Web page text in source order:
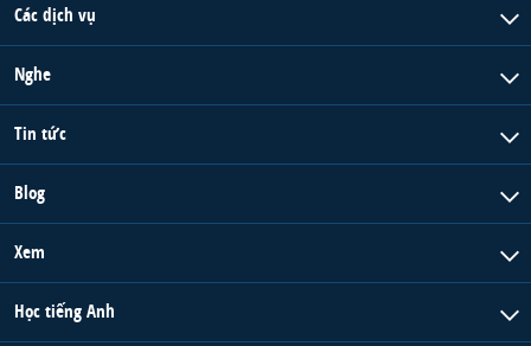
Các dịch vụ
Nghe
Tin tức
Blog
Xem
Học tiếng Anh